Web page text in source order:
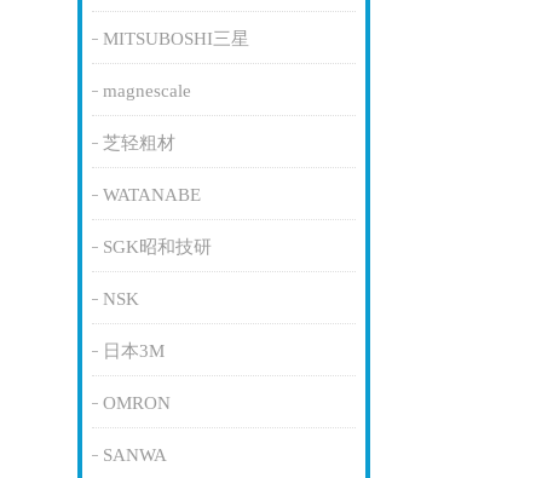
MITSUBOSHI三星
magnescale
芝轻粗材
WATANABE
SGK昭和技研
NSK
日本3M
OMRON
SANWA